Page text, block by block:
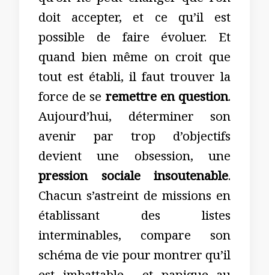
doit accepter, et ce qu’il est
possible de faire évoluer. Et
quand bien même on croit que
tout est établi, il faut trouver la
force de se remettre en question.
Aujourd’hui, déterminer son
avenir par trop d’objectifs
devient une obsession, une
pression sociale insoutenable.
Chacun s’astreint de missions en
établissant des listes
interminables, compare son
schéma de vie pour montrer qu’il